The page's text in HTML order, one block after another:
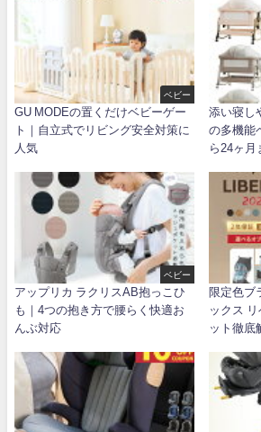
ベビー
GU MODEの置くだけベビーゲー
ト｜自立式でリビング安全対策に
人気
添い寝し
の多機能
ら24ヶ月
ベビー
アップリカ ラクリスAB抱っこひ
も｜4つの抱き方で腰らく快適お
んぶ対応
限定色ブ
ックス
ット徹底